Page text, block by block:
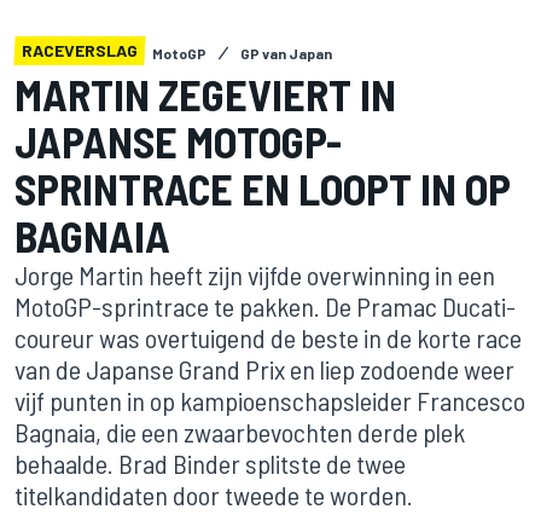
RACEVERSLAG MotoGP GP van Japan
MARTIN ZEGEVIERT IN
JAPANSE MOTOGP-
SPRINTRACE EN LOOPT IN OP
BAGNAIA
Jorge Martin heeft zijn vijfde overwinning in een
MotoGP-sprintrace te pakken. De Pramac Ducati-
coureur was overtuigend de beste in de korte race
van de Japanse Grand Prix en liep zodoende weer
vijf punten in op kampioenschapsleider Francesco
Bagnaia, die een zwaarbevochten derde plek
behaalde. Brad Binder splitste de twee
titelkandidaten door tweede te worden.